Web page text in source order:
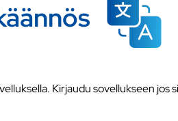
Kirjaudu sovellukseen jos